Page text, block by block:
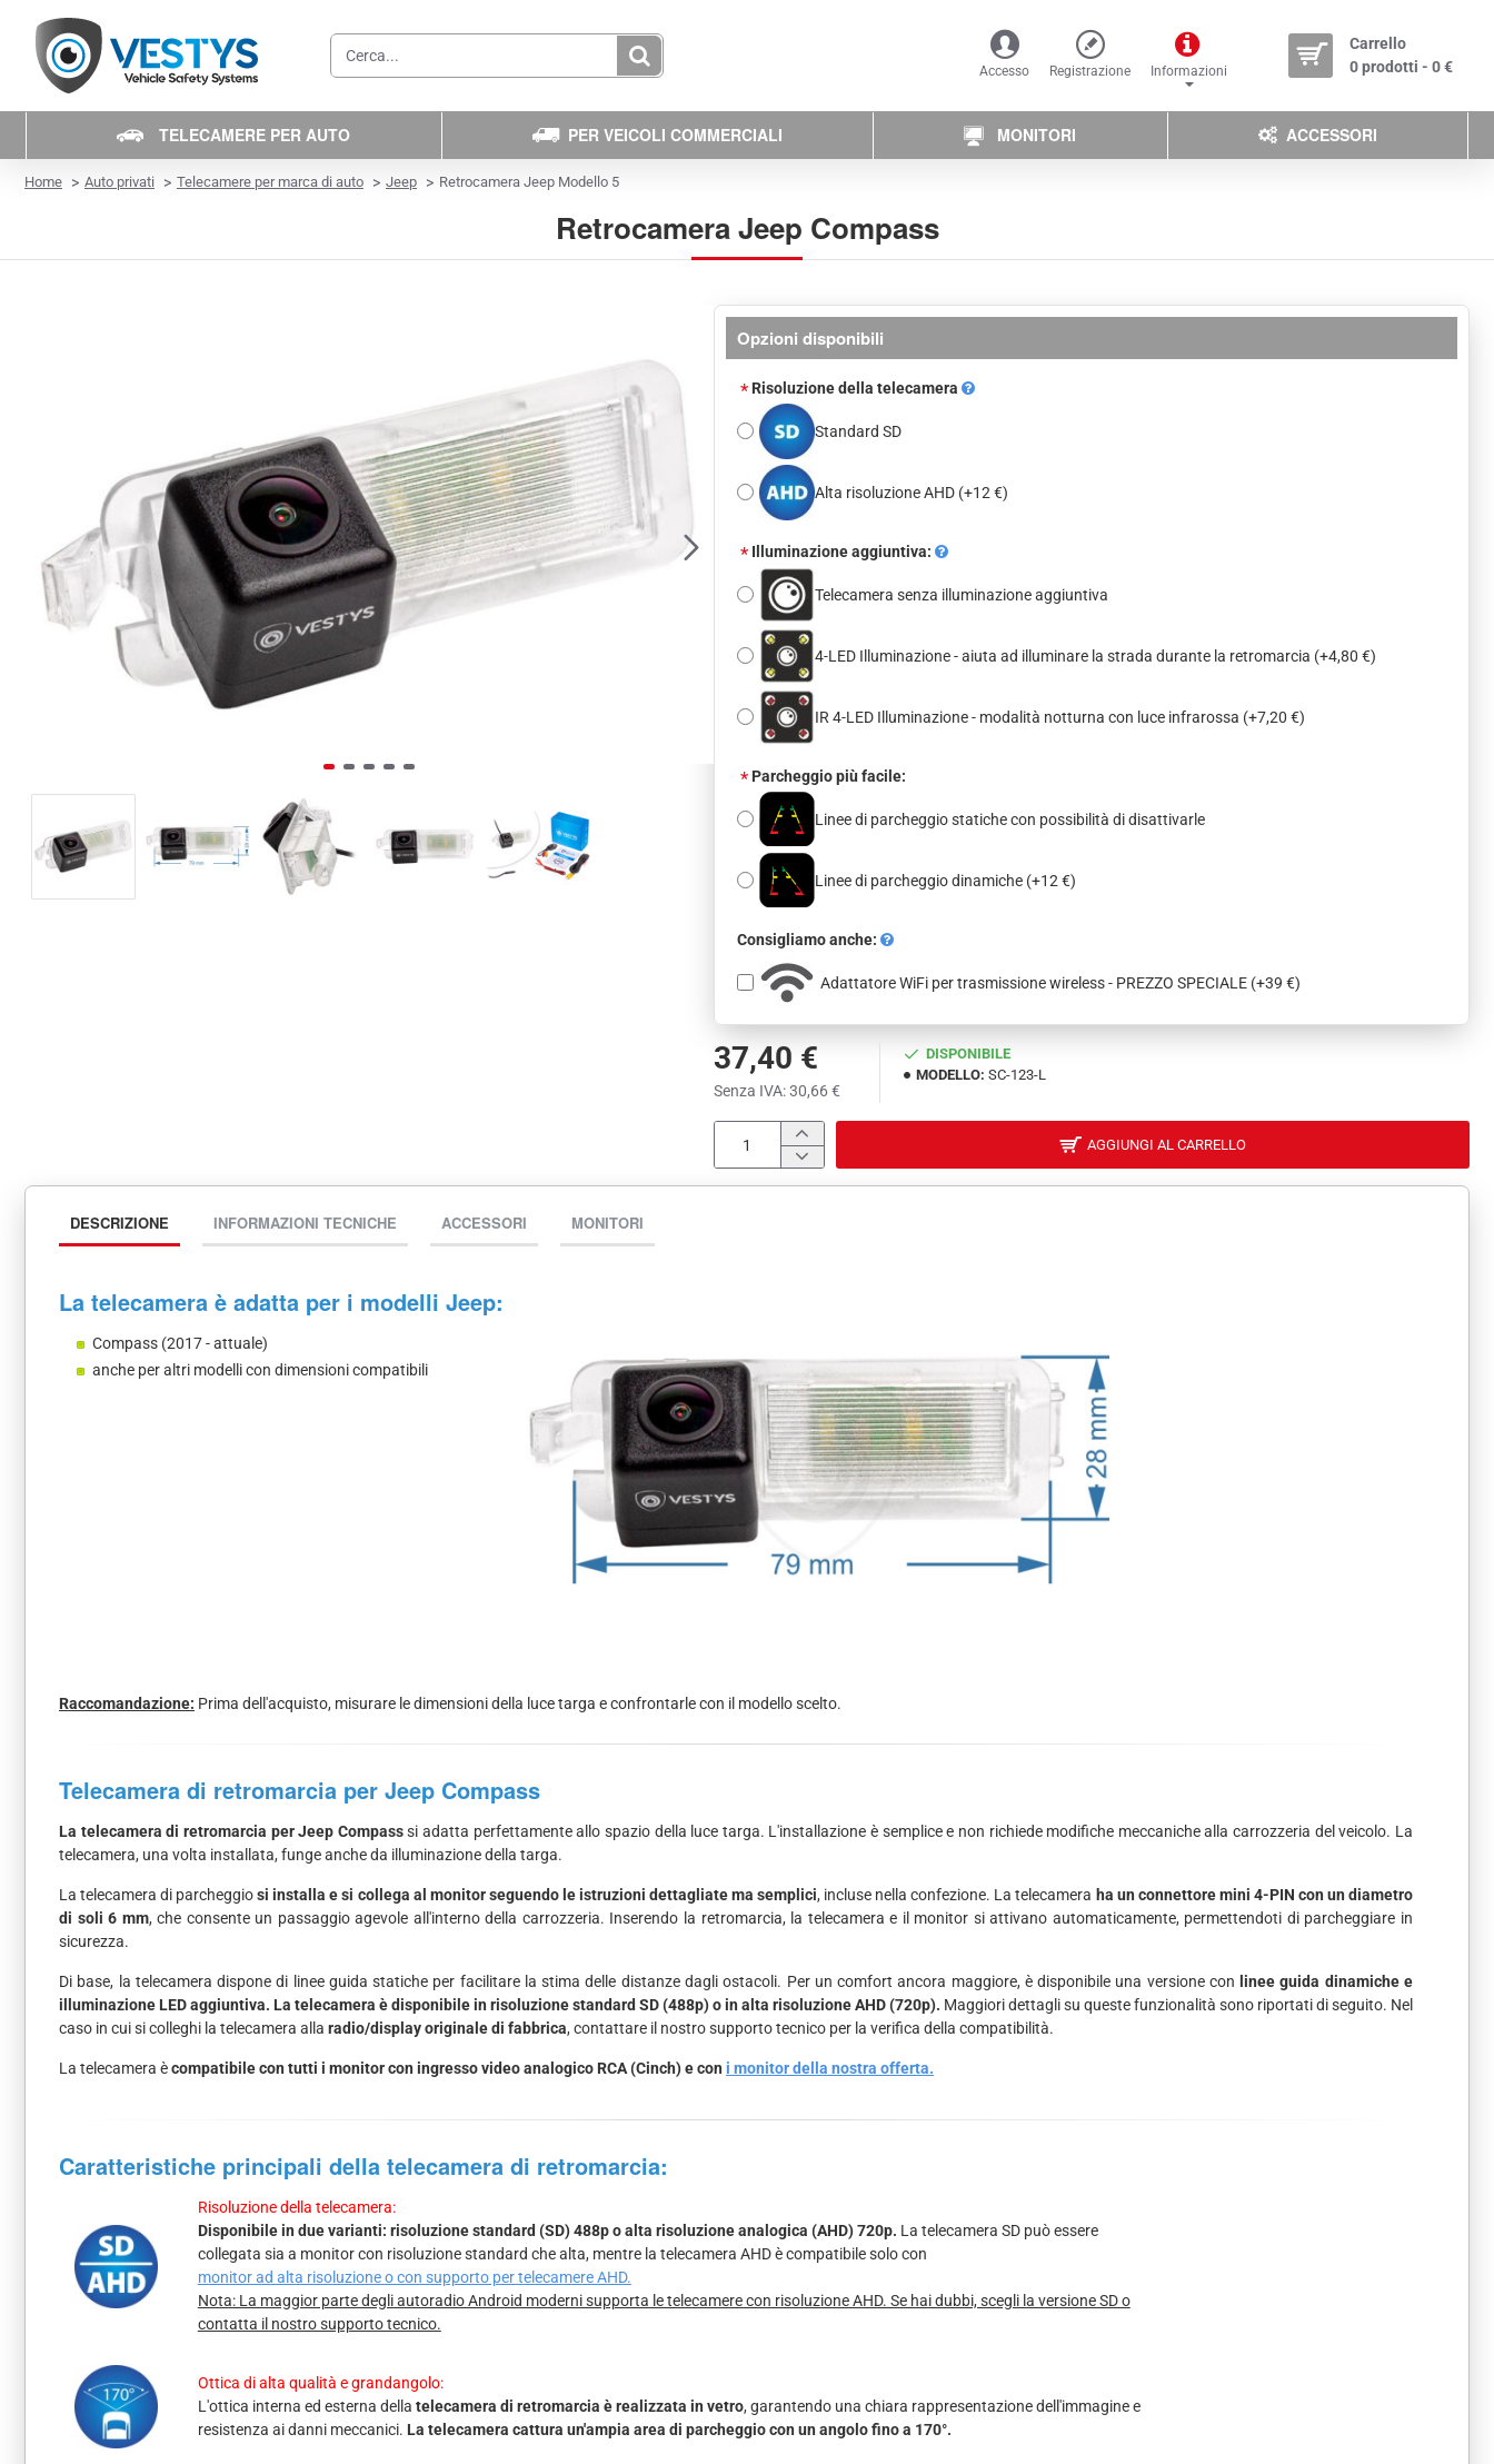
Cerca... Accesso Registrazione Informazioni
Carrello
0 prodotti - 0 €
TELECAMERE PER AUTO PER VEICOLI COMMERCIALI MONITORI ACCESSORI
Retrocamera Jeep Compass
HomehomeAuto privati Telecamere per marca di auto Jeep Retrocamera Jeep Modello 5
37,40 €
Senza IVA: 30,66 €
DISPONIBILE
MODELLO: SC-123-L
Opzioni disponibili
Risoluzione della telecamera
Standard SD
Alta risoluzione AHD (+12 €)
Illuminazione aggiuntiva:
Telecamera senza illuminazione aggiuntiva
4-LED Illuminazione - aiuta ad illuminare la strada durante la retromarcia (+4,80 €)
IR 4-LED Illuminazione - modalità notturna con luce infrarossa (+7,20 €)
Parcheggio più facile:
Linee di parcheggio statiche con possibilità di disattivarle
Linee di parcheggio dinamiche (+12 €)
Consigliamo anche:
Adattatore WiFi per trasmissione wireless - PREZZO SPECIALE (+39 €)
AGGIUNGI AL CARRELLO
DESCRIZIONE INFORMAZIONI TECNICHE ACCESSORI MONITORI
La telecamera è adatta per i modelli Jeep:
Compass (2017 - attuale)
anche per altri modelli con dimensioni compatibili
Raccomandazione: Prima dell'acquisto, misurare le dimensioni della luce targa e confrontarle con il modello scelto.
Telecamera di retromarcia per Jeep Compass
La telecamera di retromarcia per Jeep Compasssi adatta perfettamente allo spazio della luce targa. L'installazione è semplice e non richiede modifiche meccaniche alla carrozzeria del veicolo. La
telecamera, una volta installata, funge anche da illuminazione della targa.
La telecamera di parcheggiosi installa e si collega al monitor seguendo le istruzioni dettagliate ma semplici, incluse nella confezione. La telecamera ha un connettore mini 4-PIN con un diametro
di soli 6 mm, che consente un passaggio agevole all'interno della carrozzeria. Inserendo la retromarcia, la telecamera e il monitor si attivano automaticamente, permettendoti di parcheggiare in
sicurezza.
Di base, la telecamera dispone di linee guida statiche per facilitare la stima delle distanze dagli ostacoli. Per un comfort ancora maggiore, è disponibile una versione con linee guida dinamiche e
illuminazione LED aggiuntiva. La telecamera è disponibile in risoluzione standard SD (488p) o in alta risoluzione AHD (720p). Maggiori dettagli su queste funzionalità sono riportati di seguito. Nel
caso in cui si colleghi la telecamera alla radio/display originale di fabbrica, contattare il nostro supporto tecnico per la verifica della compatibilità.
La telecamera ècompatibile con tutti i monitor con ingresso video analogico RCA (Cinch) e con i monitor della nostra offerta.
Caratteristiche principali della telecamera di retromarcia:
Risoluzione della telecamera:
Disponibile in due varianti: risoluzione standard (SD) 488p o alta risoluzione analogica (AHD) 720p. La telecamera SD può essere
collegata sia a monitor con risoluzione standard che alta, mentre la telecamera AHD è compatibile solo con
monitor ad alta risoluzione o con supporto per telecamere AHD.
Nota: La maggior parte degli autoradio Android moderni supporta le telecamere con risoluzione AHD. Se hai dubbi, scegli la versione SD o
contatta il nostro supporto tecnico.
Ottica di alta qualità e grandangolo:
L'ottica interna ed esterna della telecamera di retromarcia è realizzata in vetro, garantendo una chiara rappresentazione dell'immagine e
resistenza ai danni meccanici. La telecamera cattura un'ampia area di parcheggio con un angolo fino a 170°.